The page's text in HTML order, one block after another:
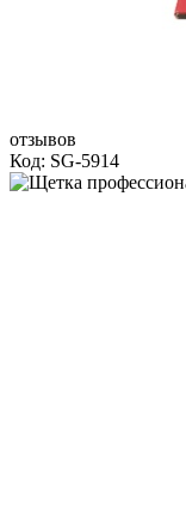
отзывов
Код: SG-5914